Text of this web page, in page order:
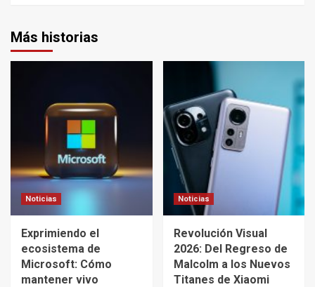
Más historias
Noticias
Exprimiendo el
ecosistema de
Microsoft: Cómo
mantener vivo
Noticias
Revolución Visual
2026: Del Regreso de
Malcolm a los Nuevos
Titanes de Xiaomi